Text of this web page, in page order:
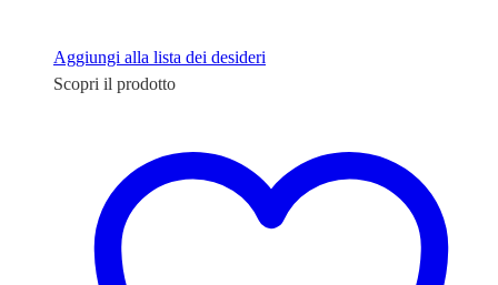
Aggiungi alla lista dei desideri
Scopri il prodotto